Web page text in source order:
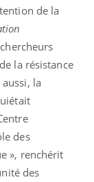
de la
la résistance
la
des
», renchérit
des